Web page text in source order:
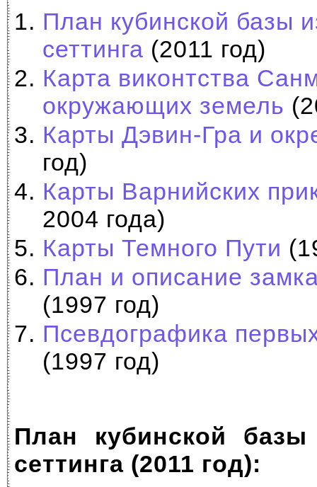
План кубинской базы
сеттинга (2011 год)
Карта виконтства
окружающих земель
Карты Дэвин-Гра и
год)
Карты Варнийских
2004 года)
Карты Темного Пути
План и описание
(1997 год)
Псевдографика
(1997 год)
План кубинской базы
сеттинга (2011 год):